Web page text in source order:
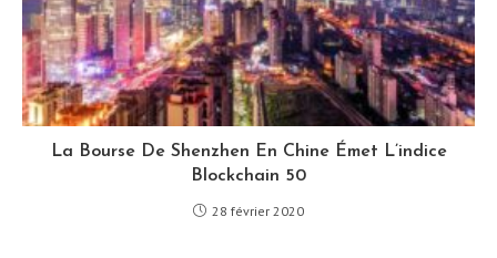
La Bourse De Shenzhen En Chine Émet L’indice
Blockchain 50
28 février 2020